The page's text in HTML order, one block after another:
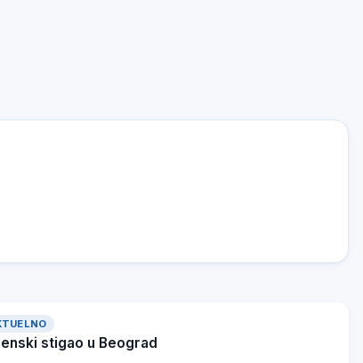
stigao u Beograd